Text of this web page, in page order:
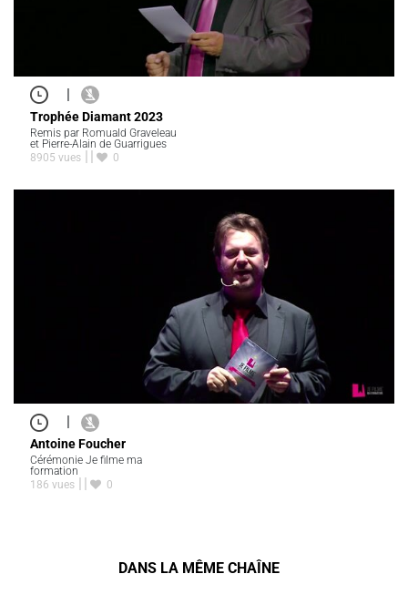
|
Trophée Diamant 2023
Remis par Romuald Graveleau
et Pierre-Alain de Guarrigues
8905 vues
0
|
Antoine Foucher
Cérémonie Je filme ma
formation
186 vues
0
DANS LA MÊME CHAÎNE